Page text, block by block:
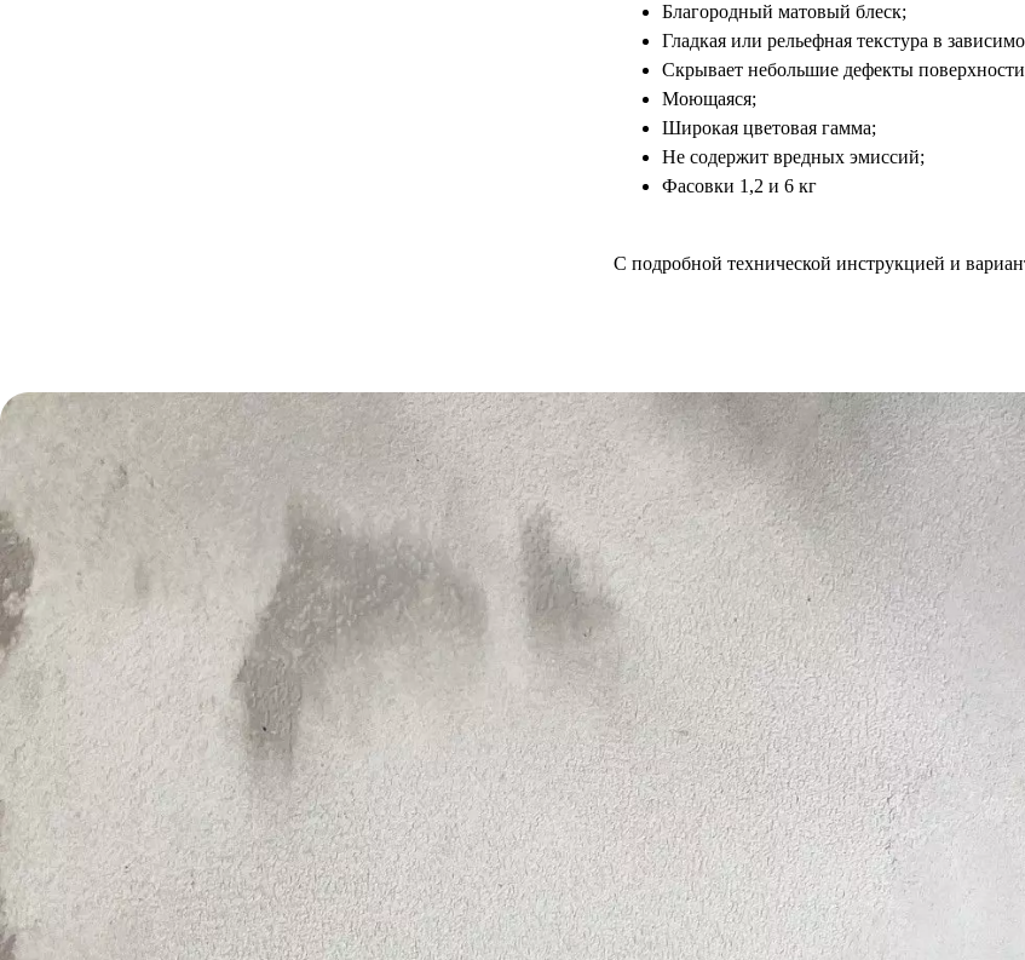
Благородный матовый блеск;
Гладкая или рельефная текстура в
Скрывает небольшие дефекты
Моющаяся;
Широкая цветовая гамма;
Не содержит вредных эмиссий;
Фасовки 1,2 и 6 кг
С подробной технической инструкцией и